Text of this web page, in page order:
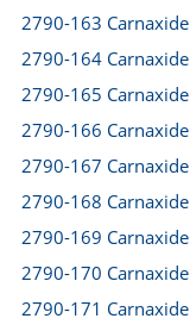
2790-163 Carnaxide
2790-164 Carnaxide
2790-165 Carnaxide
2790-166 Carnaxide
2790-167 Carnaxide
2790-168 Carnaxide
2790-169 Carnaxide
2790-170 Carnaxide
2790-171 Carnaxide